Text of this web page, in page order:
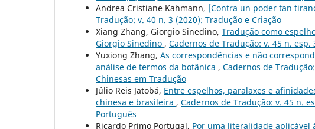
Andrea Cristiane Kahmann, [Contra un poder tan
Tradução: v. 40 n. 3 (2020): Tradução e Criação
Xiang Zhang, Giorgio Sinedino, Tradução como
Giorgio Sinedino , Cadernos de Tradução: v. 45 n.
Yuxiong Zhang, As correspondências e não
análise de termos da botânica , Cadernos de
Chinesas em Tradução
Júlio Reis Jatobá, Entre espelhos, paralaxes e
chinesa e brasileira , Cadernos de Tradução: v. 45 n.
Português
Ricardo Primo Portugal, Por uma literalidade aplicável